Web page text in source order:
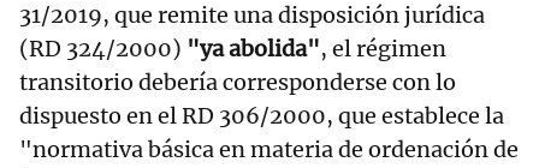
31/2019, que remite una disposición jurídica
(RD 324/2000) "ya abolida", el régimen
transitorio debería corresponderse con lo
dispuesto en el RD 306/2000, que establece la
"normativa básica en materia de ordenación de